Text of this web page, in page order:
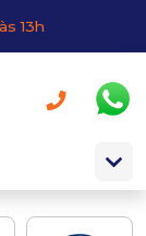
13h